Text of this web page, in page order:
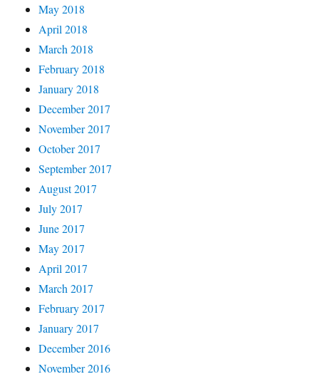
May 2018
April 2018
March 2018
February 2018
January 2018
December 2017
November 2017
October 2017
September 2017
August 2017
July 2017
June 2017
May 2017
April 2017
March 2017
February 2017
January 2017
December 2016
November 2016